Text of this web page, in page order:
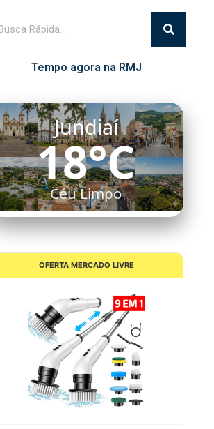
Tempo agora na RMJ
Itatiba
16°C
Céu Limpo
OFERTA MERCADO LIVRE